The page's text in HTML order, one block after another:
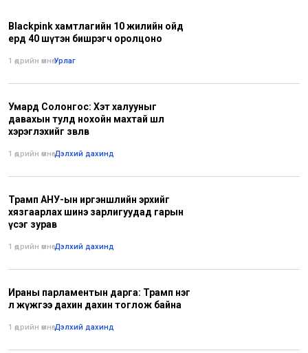
Blackpink хамтлагийн 10 жилийн ойд
ердөө 40 шүтэн бишрэгч оролцоно
1 өдрийн өмнө•Урлаг
Умард Солонгос: Хэт халууныг
давахын тулд нохойн махтай шөл
хэрэглэхийг зөвлөв
1 өдрийн өмнө•Дэлхий дахинд
Трамп АНУ-ын иргэншлийн эрхийг
хязгаарлах шинэ зарлигуудад гарын
үсэг зурав
1 өдрийн өмнө•Дэлхий дахинд
Ираны парламентын дарга: Трамп нэг
л жүжгээ дахин дахин тоглож байна
1 өдрийн өмнө•Дэлхий дахинд